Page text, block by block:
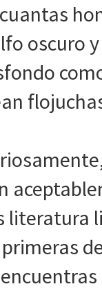
oscuro
literatura